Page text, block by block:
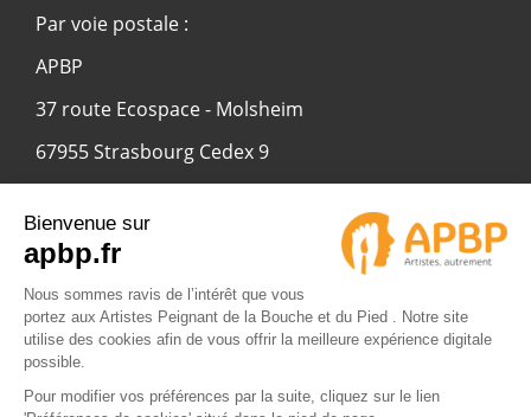
Par voie postale :
APBP
37 route Ecospace - Molsheim
67955 Strasbourg Cedex 9